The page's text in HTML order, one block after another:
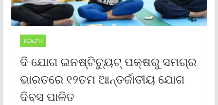
HEALTH
ଦି ଯୋଗ ଇନଷ୍ଟିଚ୍ୟୁଟ୍ ପକ୍ଷରୁ ସମଗ୍ର
ଭାରତରେ ୧୨ତମ ଆନ୍ତର୍ଜାତୀୟ ଯୋଗ
ଦିବସ ପାଳିତ